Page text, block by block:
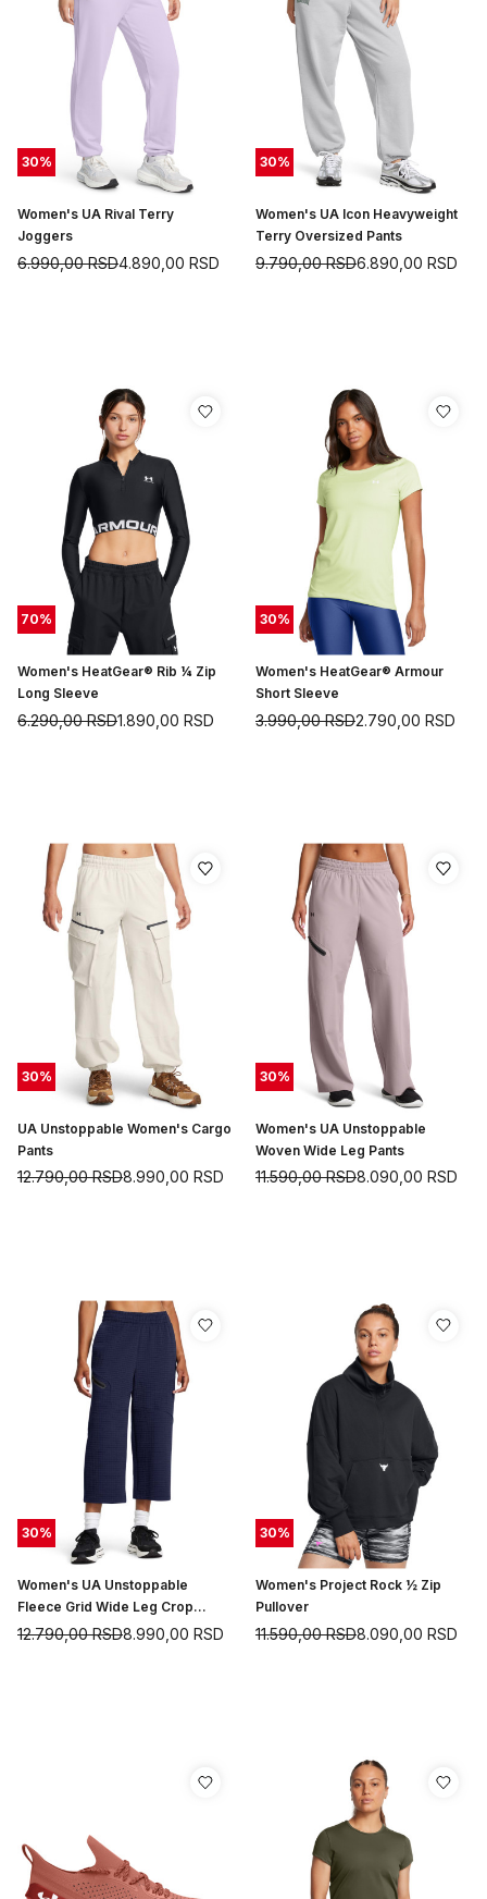
30%
Women's UA Rival Terry
Joggers
4.890,00 RSD
6.990,00RSD
30%
Women's UA Icon Heavyweight
Terry Oversized Pants
6.890,00 RSD
9.790,00RSD
70%
Women's HeatGear® Rib ¼ Zip
Long Sleeve
1.890,00 RSD
6.290,00RSD
30%
Women's HeatGear® Armour
Short Sleeve
2.790,00 RSD
3.990,00RSD
30%
UA Unstoppable Women's Cargo
Pants
8.990,00 RSD
12.790,00RSD
30%
Women's UA Unstoppable
Woven Wide Leg Pants
8.090,00 RSD
11.590,00RSD
30%
Women's UA Unstoppable
Fleece Grid Wide Leg Crop
Pants
8.990,00 RSD
12.790,00RSD
30%
Women's Project Rock ½ Zip
Pullover
8.090,00 RSD
11.590,00RSD